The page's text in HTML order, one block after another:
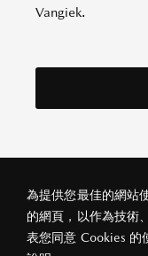
為提供您最佳的網站
的網頁，以作為技術
表您同意 Cookies 的
Vangiek.